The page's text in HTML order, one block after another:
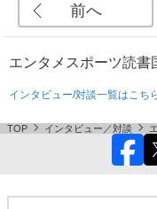
前へ
エンタメ スポーツ読書
インタビュー/対談一覧はこち
TOP インタビュー／対談